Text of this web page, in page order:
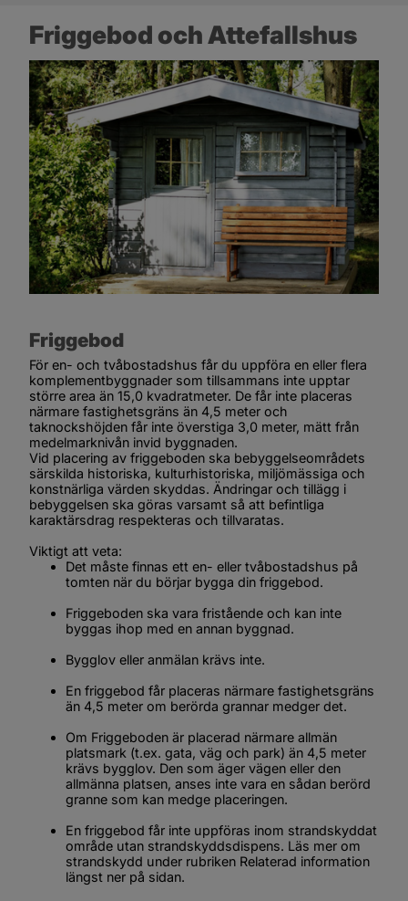
Friggebod och Attefallshus
Friggebod
För en- och tvåbostadshus får du uppföra en eller flera
komplementbyggnader som tillsammans inte upptar
större area än 15,0 kvadratmeter. De får inte placeras
närmare fastighetsgräns än 4,5 meter och
taknockshöjden får inte överstiga 3,0 meter, mätt från
medelmarknivån invid byggnaden.
Vid placering av friggeboden ska bebyggelseområdets
särskilda historiska, kulturhistoriska, miljömässiga och
konstnärliga värden skyddas. Ändringar och tillägg i
bebyggelsen ska göras varsamt så att befintliga
karaktärsdrag respekteras och tillvaratas.
Viktigt att veta:
Det måste finnas ett en- eller tvåbostadshus på
tomten när du börjar bygga din friggebod.
Friggeboden ska vara fristående och kan inte
byggas ihop med en annan byggnad.
Bygglov eller anmälan krävs inte.
En friggebod får placeras närmare fastighetsgräns
än 4,5 meter om berörda grannar medger det.
Om Friggeboden är placerad närmare allmän
platsmark (t.ex. gata, väg och park) än 4,5 meter
krävs bygglov. Den som äger vägen eller den
allmänna platsen, anses inte vara en sådan berörd
granne som kan medge placeringen.
En friggebod får inte uppföras inom strandskyddat
område utan strandskyddsdispens. Läs mer om
strandskydd under rubriken Relaterad information
längst ner på sidan.